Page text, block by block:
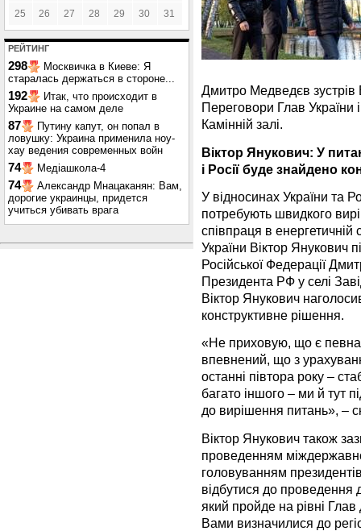
25 26 27 28 29 30 31
РЕЙТИНГ
298
Москвичка в Киеве: Я
старалась держаться в стороне...
192
Итак, что происходит в
Украине на самом деле
87
Путину капут, он попал в
ловушку: Украина применила ноу-
хау ведения современных войн
74 Медіашкола-4
74
Александр Мнацаканян: Вам,
дорогие украинцы, придется
учиться убивать врага
Дмитро Медведєв зустрів
Переговори Глав України
Камінній залі.
Віктор Янукович: У
і Росії буде знайдено
У відносинах України та
потребують швидкого
співпраця в
України Віктор Янукович
Російської Федерації
Президента РФ у селі
Віктор Янукович
конструктивне рішення.
«Не приховую, що є певна
впевнений, що з
останні півтора року –
багато іншого – ми й тут
до вирішення питань», –
Віктор Янукович також
проведенням міждержавної
головуванням
відбутися до проведення
який пройде на рівні
Вами визначилися до